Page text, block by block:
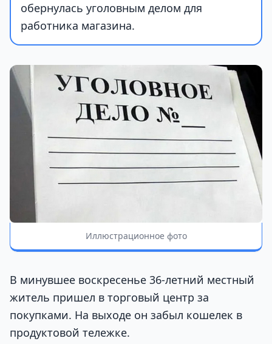
обернулась уголовным делом для
работника магазина.
Иллюстрационное фото
В минувшее воскресенье 36-летний местный
житель пришел в торговый центр за
покупками. На выходе он забыл кошелек в
продуктовой тележке.